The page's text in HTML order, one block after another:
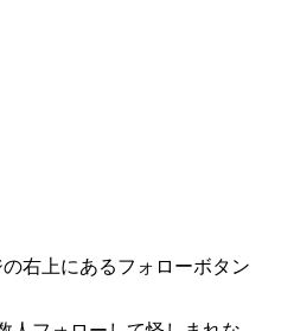
右上にあるフォローボタン